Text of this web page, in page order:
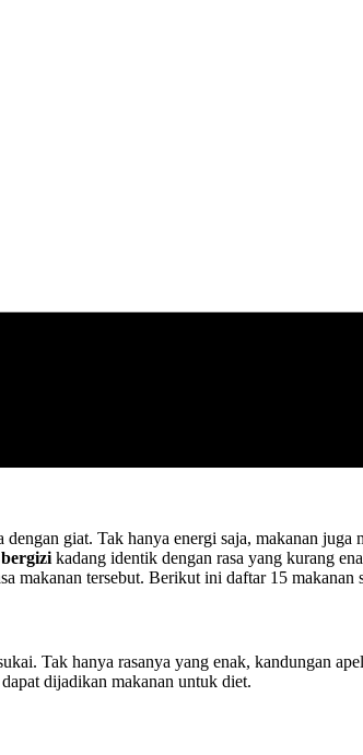
giat. Tak hanya energi saja, makanan
kadang identik dengan rasa yang kurang
makanan tersebut. Berikut ini daftar 15 makanan
Tak hanya rasanya yang enak, kandungan
dijadikan makanan untuk diet.